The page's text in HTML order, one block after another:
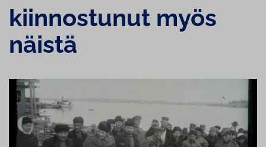
kiinnostunut myös
näistä